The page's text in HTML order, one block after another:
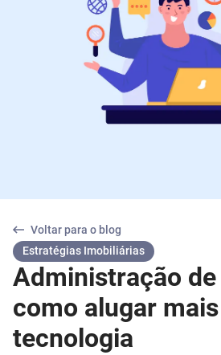
Voltar para o blog
Estratégias Imobiliárias
Administração
como alugar
tecnologia